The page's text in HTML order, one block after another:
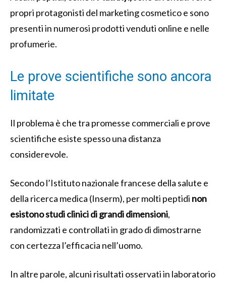
propri protagonisti del marketing cosmetico e sono
presenti in numerosi prodotti venduti online e nelle
profumerie.
Le prove scientifiche sono ancora
limitate
Il problema è che tra promesse commerciali e prove
scientifiche esiste spesso una distanza
considerevole.
Secondo l’Istituto nazionale francese della salute e
della ricerca medica (Inserm), per molti peptidi non
esistono studi clinici di grandi dimensioni,
randomizzati e controllati in grado di dimostrarne
con certezza l’efficacia nell’uomo.
In altre parole, alcuni risultati osservati in laboratorio